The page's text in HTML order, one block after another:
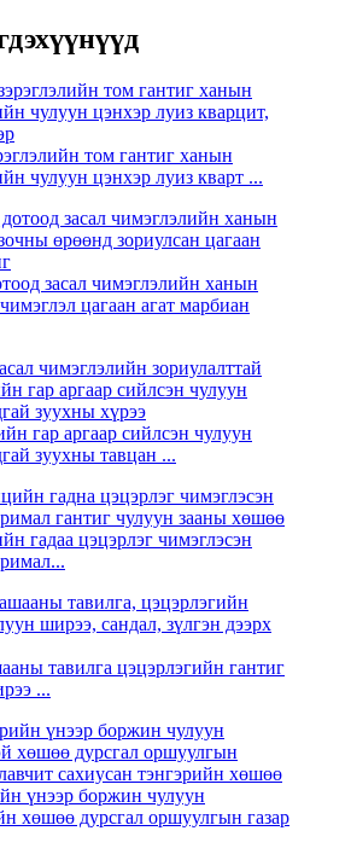
том гантиг ханын
чулуун цэнхэр луиз кварт ...
засал чимэглэлийн ханын
цагаан агат марбиан
гар аргаар сийлсэн чулуун
зуухны тавцан ...
гадаа цэцэрлэг чимэглэсэн
тавилга цэцэрлэгийн гантиг
...
үнээр боржин чулуун
хөшөө дурсгал оршуулгын газар